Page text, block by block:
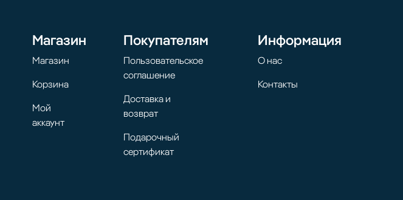
Магазин
Магазин
Корзина
Мой
аккаунт
Покупателям
Пользовательское
соглашение
Доставка и
возврат
Подарочный
сертификат
Информация
О нас
Контакты